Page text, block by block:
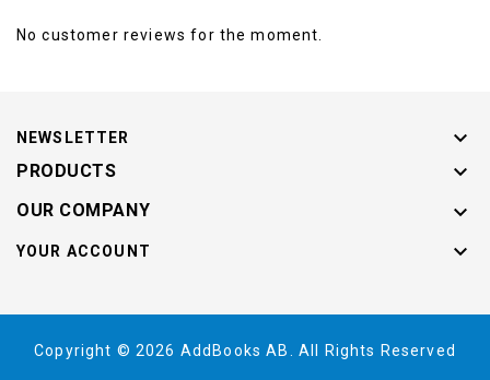
Language
No customer reviews for the moment.
NEWSLETTER 
PRODUCTS 
OUR COMPANY 
YOUR ACCOUNT 
Copyright © 2026 AddBooks AB. All Rights Reserved